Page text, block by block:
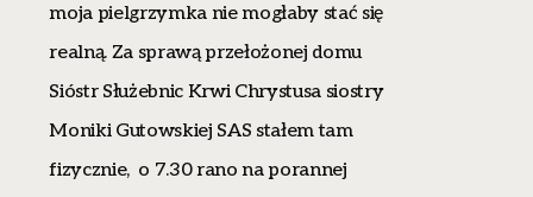
moja pielgrzymka nie mogłaby stać się
realną. Za sprawą przełożonej domu
Sióstr Służebnic Krwi Chrystusa siostry
Moniki Gutowskiej SAS stałem tam
fizycznie, o 7.30 rano na porannej